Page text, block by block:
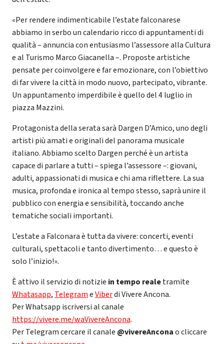
«Per rendere indimenticabile l’estate falconarese
abbiamo in serbo un calendario ricco di appuntamenti di
qualità – annuncia con entusiasmo l’assessore alla Cultura
e al Turismo Marco Giacanella –. Proposte artistiche
pensate per coinvolgere e far emozionare, con l’obiettivo
di far vivere la città in modo nuovo, partecipato, vibrante.
Un appuntamento imperdibile è quello del 4 luglio in
piazza Mazzini.
Protagonista della serata sarà Dargen D’Amico, uno degli
artisti più amati e originali del panorama musicale
italiano. Abbiamo scelto Dargen perché è un artista
capace di parlare a tutti – spiega l’assessore –: giovani,
adulti, appassionati di musica e chi ama riflettere. La sua
musica, profonda e ironica al tempo stesso, saprà unire il
pubblico con energia e sensibilità, toccando anche
tematiche sociali importanti.
L’estate a Falconara è tutta da vivere: concerti, eventi
culturali, spettacoli e tanto divertimento… e questo è
solo l’inizio!».
È attivo il servizio di notizie in tempo realetramite
Whatasapp, TelegrameViberdi Vivere Ancona.
Per Whatsapp iscriversi al canale
https://vivere.me/waVivereAncona.
Per Telegram cercare il canale @vivereAnconao cliccare